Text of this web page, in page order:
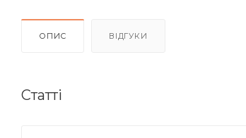
ОПИС ВІДГУКИ
Статті